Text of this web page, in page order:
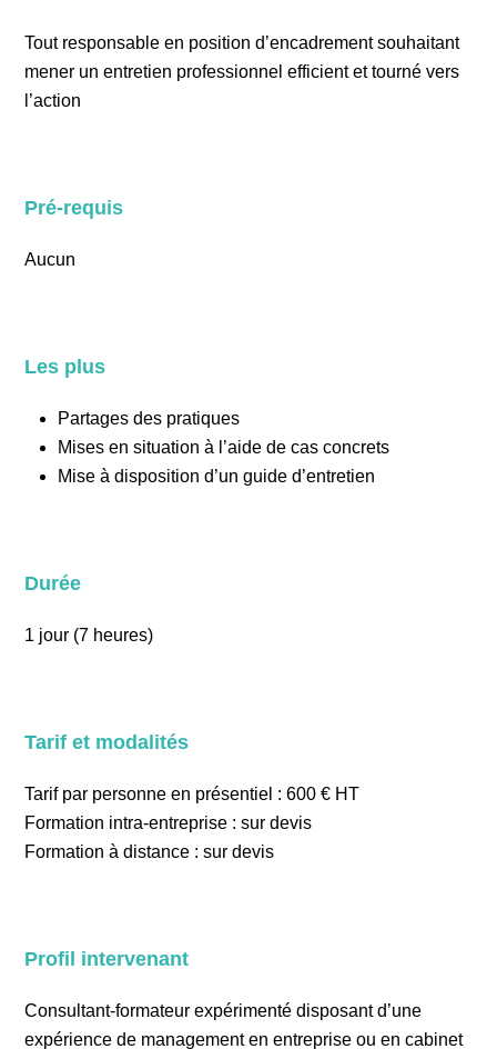
Tout responsable en position d’encadrement souhaitant
mener un entretien professionnel efficient et tourné vers
l’action
Pré-requis
Aucun
Les plus
Partages des pratiques
Mises en situation à l’aide de cas concrets
Mise à disposition d’un guide d’entretien
Durée
1 jour (7 heures)
Tarif et modalités
Tarif par personne en présentiel : 600 € HT
Formation intra-entreprise : sur devis
Formation à distance : sur devis
Profil intervenant
Consultant-formateur expérimenté disposant d’une
expérience de management en entreprise ou en cabinet